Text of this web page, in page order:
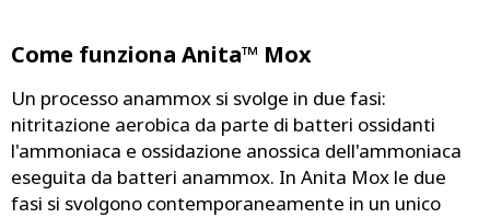
Come funziona Anita™ Mox
Un processo anammox si svolge in due fasi:
nitritazione aerobica da parte di batteri ossidanti
l'ammoniaca e ossidazione anossica dell'ammoniaca
eseguita da batteri anammox. In Anita Mox le due
fasi si svolgono contemporaneamente in un unico